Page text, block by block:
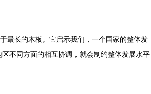
长的木板。它启示我们，一个国家的整体发
不同方面的相互协调，就会制约整体发展水平